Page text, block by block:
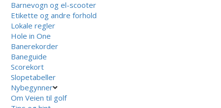
Barnevogn og el-scooter
Etikette og andre forhold
Lokale regler
Hole in One
Banerekorder
Baneguide
Scorekort
Slopetabeller
Nybegynner
Om Veien til golf